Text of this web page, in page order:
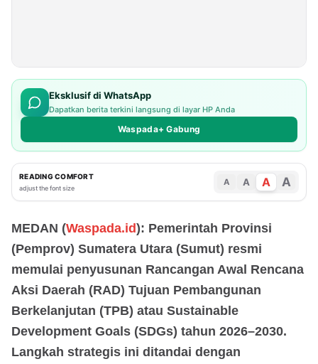
Eksklusif di WhatsApp
Dapatkan berita terkini langsung di layar HP Anda
Waspada+ Gabung
READING COMFORT
adjust the font size
A A A A
MEDAN (Waspada.id): Pemerintah Provinsi
(Pemprov) Sumatera Utara (Sumut) resmi
memulai penyusunan Rancangan Awal Rencana
Aksi Daerah (RAD) Tujuan Pembangunan
Berkelanjutan (TPB) atau Sustainable
Development Goals (SDGs) tahun 2026–2030.
Langkah strategis ini ditandai dengan